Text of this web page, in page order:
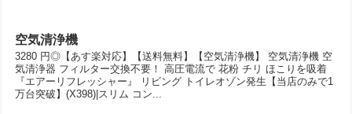
空気清浄機
3280 円◎【あす楽対応】【送料無料】【空気清浄機】 空気清浄機 空
気清浄器 フィルター交換不要！ 高圧電流で 花粉 チリ ほこりを吸着
『エアーリフレッシャー』 リビング トイレオゾン発生【当店のみで1
万台突破】(X398)|スリム コン...